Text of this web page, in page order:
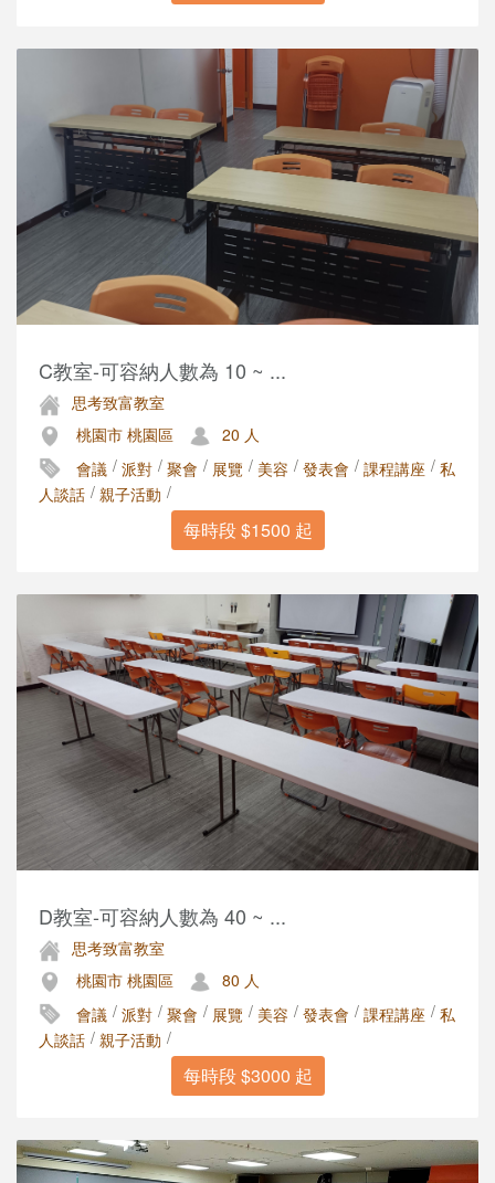
C教室-可容納人數為 10 ~ ...
思考致富教室
桃園市 桃園區
20 人
會議 / 派對 / 聚會 / 展覽 / 美容 / 發表會 / 課程講座 / 私
人談話 / 親子活動 /
每時段 $1500 起
D教室-可容納人數為 40 ~ ...
思考致富教室
桃園市 桃園區
80 人
會議 / 派對 / 聚會 / 展覽 / 美容 / 發表會 / 課程講座 / 私
人談話 / 親子活動 /
每時段 $3000 起